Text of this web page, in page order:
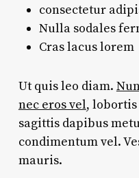
consectetur
Nulla sodales
Cras lacus lorem
Ut quis leo diam.
nec eros vel,
sagittis dapibus
condimentum vel.
mauris.